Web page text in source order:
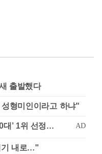
출발했다
형미인이라고 하냐"
기 내로…"